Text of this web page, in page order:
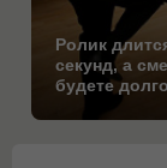
Ролик
секунд, а
будете долго